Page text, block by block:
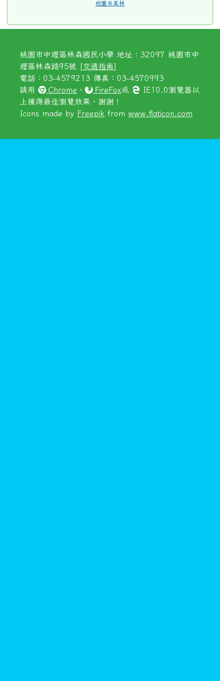
校園米其林
桃園市中壢區林森國民小學 地址：32097 桃園市中
壢區林森路95號 [交通指南]
電話：03-4579213 傳真：03-4570993
請用
Chrome 、 FireFox或
IE10.0瀏覽器以
上獲得最佳瀏覽效果，謝謝！
Icons made by Freepik from www.flaticon.com